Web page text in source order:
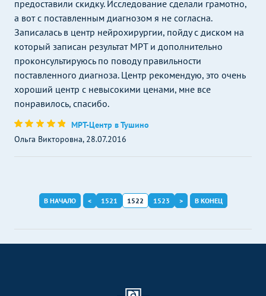
предоставили скидку. Исследование сделали грамотно,
а вот с поставленным диагнозом я не согласна.
Записалась в центр нейрохирургии, пойду с диском на
который записан результат МРТ и дополнительно
проконсультируюсь по поводу правильности
поставленного диагноза. Центр рекомендую, это очень
хороший центр с невысокими ценами, мне все
понравилось, спасибо.
МРТ-Центр в Тушино
Ольга Викторовна, 28.07.2016
В НАЧАЛО < 1521 1522 1523 > В КОНЕЦ